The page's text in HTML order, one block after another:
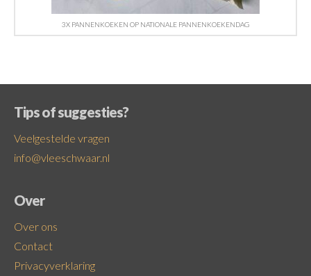
3X PANNENKOEKEN OP NATIONALE PANNENKOEKENDAG
Tips of suggesties?
Veelgestelde vragen
info@vleeschwaar.nl
Over
Over ons
Contact
Privacyverklaring